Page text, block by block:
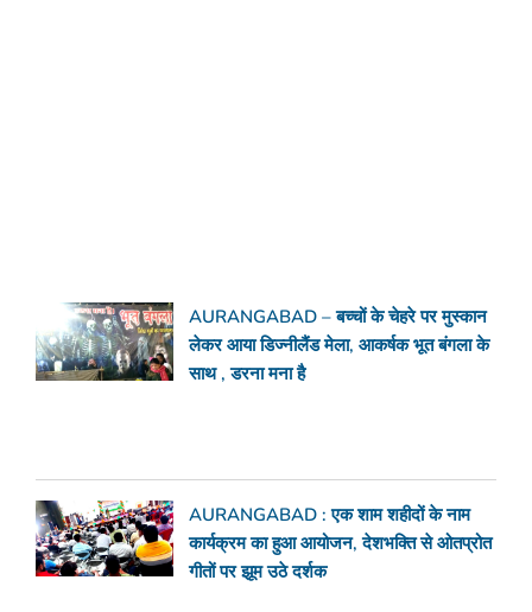
AURANGABAD – बच्चों के चेहरे पर मुस्कान
लेकर आया डिज्नीलैंड मेला, आकर्षक भूत बंगला के
साथ , डरना मना है
AURANGABAD : एक शाम शहीदों के नाम
कार्यक्रम का हुआ आयोजन, देशभक्ति से ओतप्रोत
गीतों पर झूम उठे दर्शक